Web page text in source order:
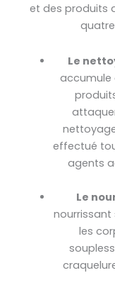
et des produits
Le
accumule
effectué
agents
Le
les